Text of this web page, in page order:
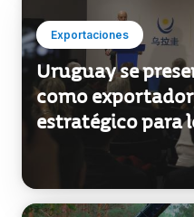
Uruguay se
como
estratégico para
Inversiones